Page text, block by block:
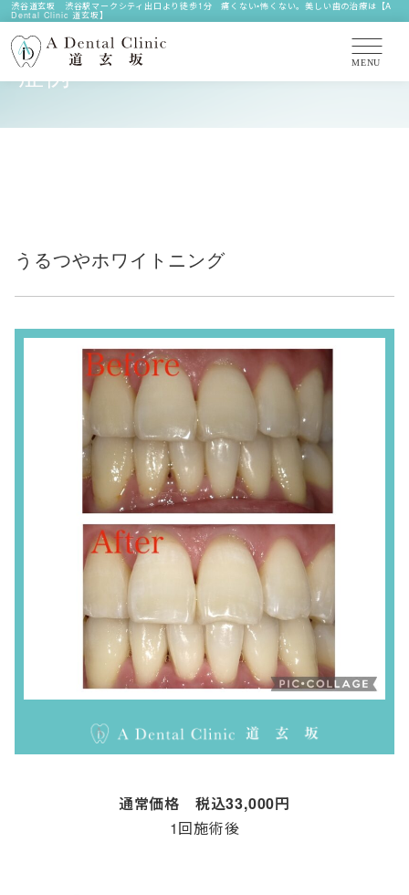
渋谷道玄坂 渋谷駅マークシティ出口より徒歩1分 痛くない•怖くない。美しい歯の治療は【A
Dental Clinic 道玄坂】
CASE
症例
うるつやホワイトニング
通常価格 税込33,000円
1回施術後